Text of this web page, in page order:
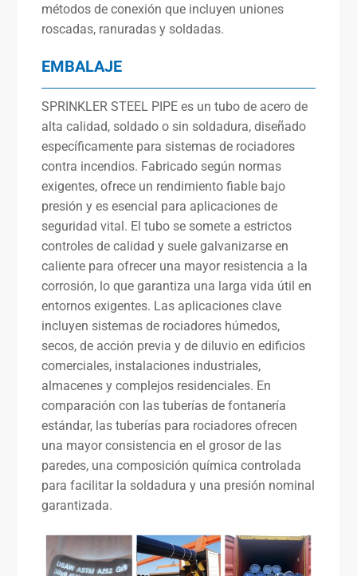
métodos de conexión que incluyen uniones
roscadas, ranuradas y soldadas.
EMBALAJE
SPRINKLER STEEL PIPE es un tubo de acero de
alta calidad, soldado o sin soldadura, diseñado
específicamente para sistemas de rociadores
contra incendios. Fabricado según normas
exigentes, ofrece un rendimiento fiable bajo
presión y es esencial para aplicaciones de
seguridad vital. El tubo se somete a estrictos
controles de calidad y suele galvanizarse en
caliente para ofrecer una mayor resistencia a la
corrosión, lo que garantiza una larga vida útil en
entornos exigentes. Las aplicaciones clave
incluyen sistemas de rociadores húmedos,
secos, de acción previa y de diluvio en edificios
comerciales, instalaciones industriales,
almacenes y complejos residenciales. En
comparación con las tuberías de fontanería
estándar, las tuberías para rociadores ofrecen
una mayor consistencia en el grosor de las
paredes, una composición química controlada
para facilitar la soldadura y una presión nominal
garantizada.